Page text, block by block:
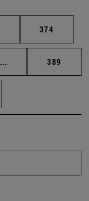
Páginas intermedias
Página
374
... Páginas intermedias
Página
389